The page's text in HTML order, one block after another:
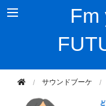
Fm
サウンドブーケ